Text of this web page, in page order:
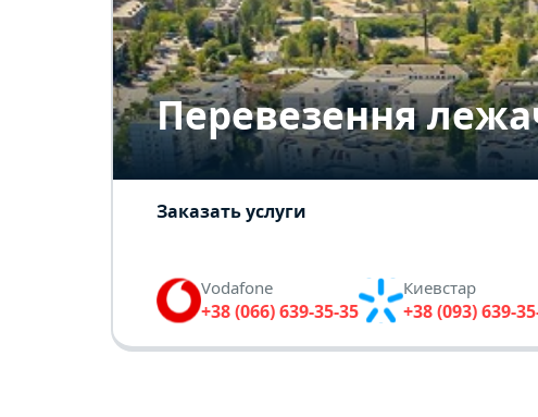
Перевезення
Заказать услуги
Vodafone
+38 (066) 639-35-35
Киевстар
+38 (093) 639-